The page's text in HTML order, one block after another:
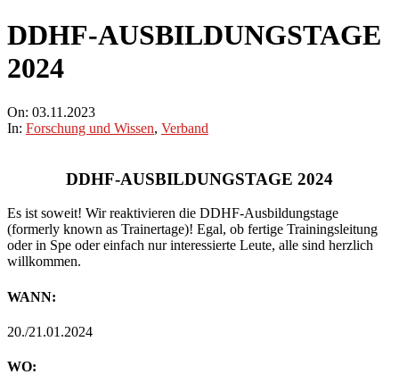
DDHF-AUSBILDUNGSTAGE
2024
On: 03.11.2023
In: Forschung und Wissen, Verband
DDHF-AUSBILDUNGSTAGE 2024
Es ist soweit! Wir reaktivieren die DDHF-Ausbildungstage
(formerly known as Trainertage)! Egal, ob fertige Trainingsleitung
oder in Spe oder einfach nur interessierte Leute, alle sind herzlich
willkommen.
WANN:
20./21.01.2024
WO: